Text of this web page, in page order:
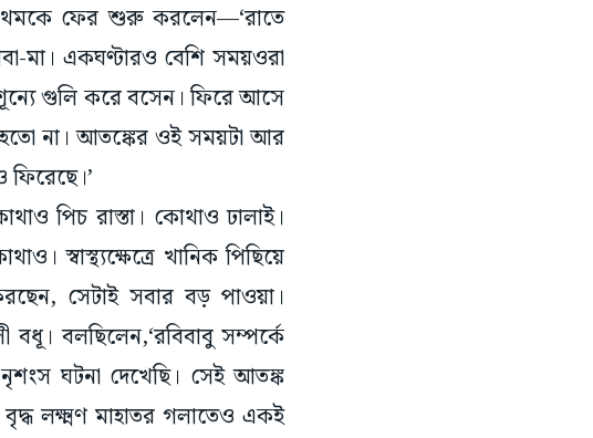
থমকে ফের শুরু করলেন—‘রাতে
মা। একঘণ্টারও বেশি সময়ওরা
শূন্যে গুলি করে বসেন। ফিরে আসে
হতো না। আতঙ্কের ওই সময়টা আর
ফিরেছে।’
পিচ রাস্তা। কোথাও ঢালাই।
স্বাস্থ্যক্ষেত্রে খানিক পিছিয়ে
সেটাই সবার বড় পাওয়া।
বধূ। বলছিলেন,‘রবিবাবু সম্পর্কে
ঘটনা দেখেছি। সেই আতঙ্ক
লক্ষ্মণ মাহাতর গলাতেও একই